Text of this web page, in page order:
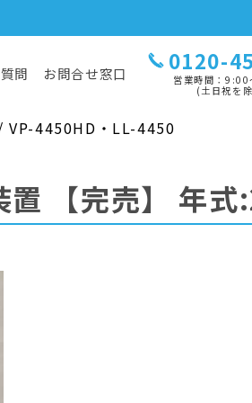
問 お問合せ窓口 0120-
営業時間：
(土日祝を
VP-4450HD・LL-4450
置 【完売】 年式